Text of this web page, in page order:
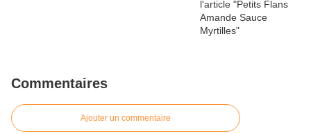
Commentaires
Ajouter un commentaire